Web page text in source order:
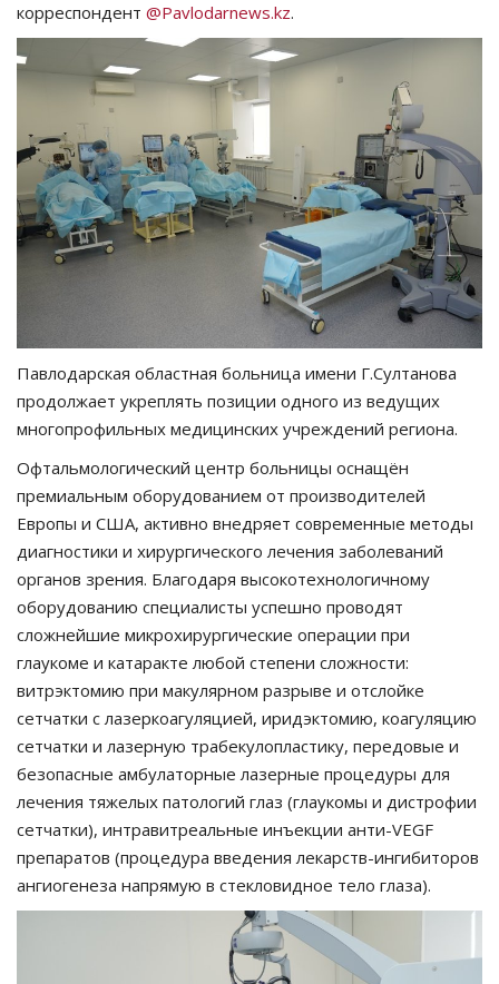
Язык
корреспондент @Pavlodarnews.kz.
Павлодарская областная больница имени Г.Султанова
продолжает укреплять позиции одного из ведущих
многопрофильных медицинских учреждений региона.
Офтальмологический центр больницы оснащён
премиальным оборудованием от производителей
Европы и США, активно внедряет современные методы
диагностики и хирургического лечения заболеваний
органов зрения. Благодаря высокотехнологичному
оборудованию специалисты успешно проводят
сложнейшие микрохирургические операции при
глаукоме и катаракте любой степени сложности:
витрэктомию при макулярном разрыве и отслойке
сетчатки с лазеркоагуляцией, иридэктомию, коагуляцию
сетчатки и лазерную трабекулопластику, передовые и
безопасные амбулаторные лазерные процедуры для
лечения тяжелых патологий глаз (глаукомы и дистрофии
сетчатки), интравитреальные инъекции анти-VEGF
препаратов (процедура введения лекарств-ингибиторов
ангиогенеза напрямую в стекловидное тело глаза).